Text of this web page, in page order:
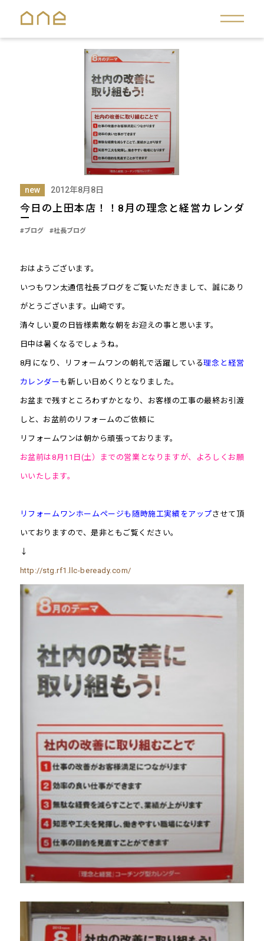
new 2012年8月8日
今日の上田本店！！8月の理念と経営カレンダ
ー
#ブログ #社長ブログ
おはようございます。
いつもワン太通信社長ブログをご覧いただきまして、誠にあり
がとうございます。山﨑です。
清々しい夏の日皆様素敵な朝をお迎えの事と思います。
日中は暑くなるでしょうね。
8月になり、リフォームワンの朝礼で活躍している理念と経営
カレンダーも新しい日めくりとなりました。
お盆まで残すところわずかとなり、お客様の工事の最終お引渡
しと、お盆前のリフォームのご依頼に
リフォームワンは朝から頑張っております。
お盆前は8月11日(土）までの営業となりますが、よろしくお願
いいたします。
リフォームワンホームページも随時施工実績をアップさせて頂
いておりますので、是非ともご覧ください。
↓
http://stg.rf1.llc-beready.com/